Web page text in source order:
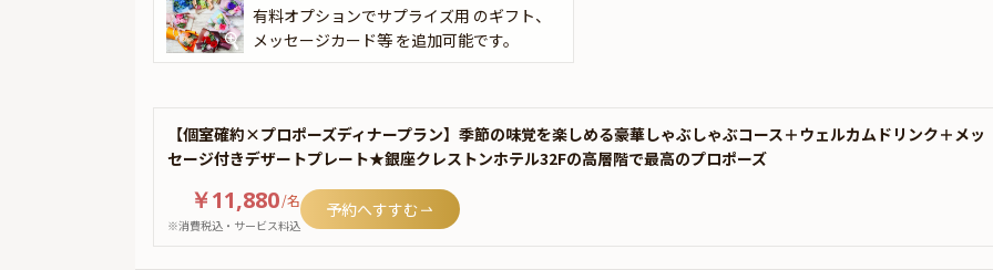
有料オプションでサプライズ用 のギフト、
メッセージカード等 を追加可能です。
【個室確約×プロポーズディナープラン】季節の味覚を楽しめる豪華しゃぶしゃぶコース＋ウェルカムドリンク＋メッ
セージ付きデザートプレート★銀座クレストンホテル32Fの高層階で最高のプロポーズ
￥11,880/名
※消費税込・サービス料込
予約へすすむ